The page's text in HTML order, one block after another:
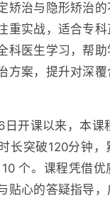
矫治与隐形矫治
重实战，适合专
科医生学习，帮
方案，提升对深
开课以来，本课
长突破120分钟，
个。课程凭借优
贴心的答疑指导，